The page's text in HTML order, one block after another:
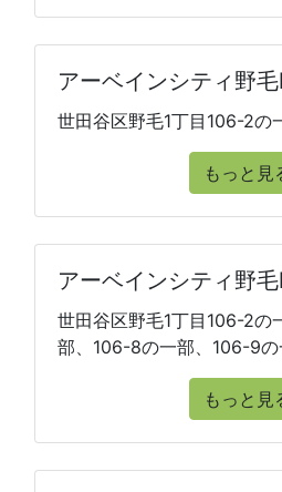
アーベインシティ野
世田谷区野毛1丁目106-2の
もっと見
アーベインシティ野
世田谷区野毛1丁目106-2の
部、106-8の一部、106-9の
もっと見